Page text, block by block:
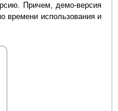
Причем, демо-версия
времени использования и